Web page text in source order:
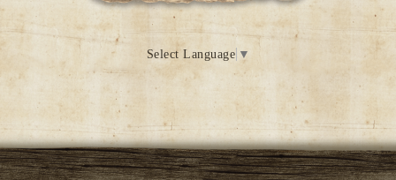
Select Language ▼